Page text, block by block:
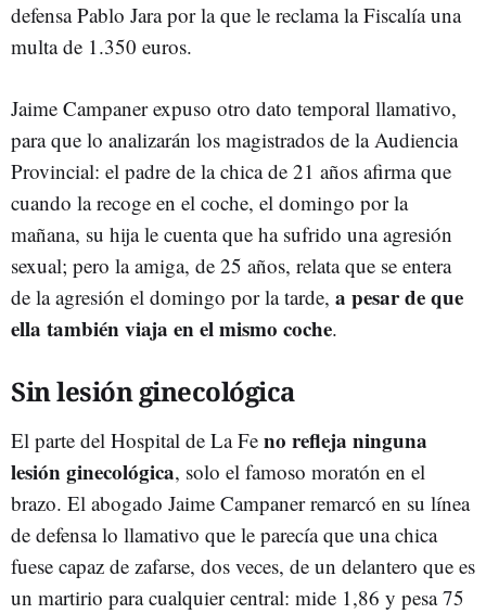
defensa Pablo Jara por la que le reclama la Fiscalía una
multa de 1.350 euros.
Jaime Campaner expuso otro dato temporal llamativo,
para que lo analizarán los magistrados de la Audiencia
Provincial: el padre de la chica de 21 años afirma que
cuando la recoge en el coche, el domingo por la
mañana, su hija le cuenta que ha sufrido una agresión
sexual; pero la amiga, de 25 años, relata que se entera
de la agresión el domingo por la tarde, a pesar de que
ella también viaja en el mismo coche.
Sin lesión ginecológica
El parte del Hospital de La Fe no refleja ninguna
lesión ginecológica, solo el famoso moratón en el
brazo. El abogado Jaime Campaner remarcó en su línea
de defensa lo llamativo que le parecía que una chica
fuese capaz de zafarse, dos veces, de un delantero que es
un martirio para cualquier central: mide 1,86 y pesa 75